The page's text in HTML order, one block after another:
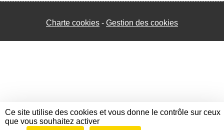
Charte cookies Gestion des cookies
Ce site utilise des cookies et vous donne le contrôle sur ceux
que vous souhaitez activer